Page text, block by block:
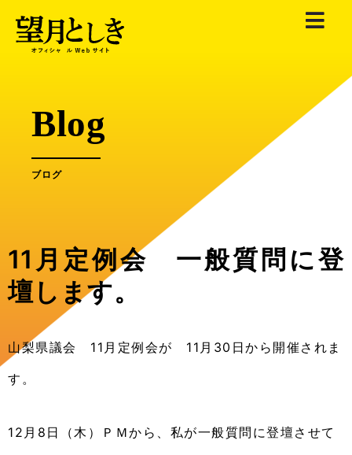
Blog
ブログ
11月定例会 一般質問に登
壇します。
山梨県議会 11月定例会が 11月30日から開催されま
す。
12月8日（木）ＰＭから、私が一般質問に登壇させて